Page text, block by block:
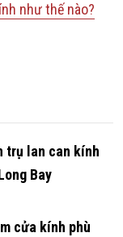
như thế nào?
trụ lan can kính
Bay
cửa kính phù